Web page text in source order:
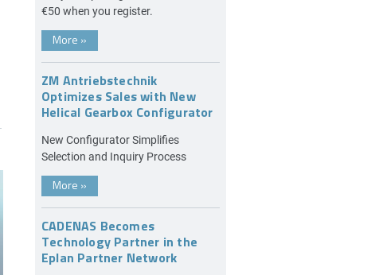
€50 when you register.
More »
ZM Antriebstechnik
Optimizes Sales with New
Helical Gearbox Configurator
New Configurator Simplifies
Selection and Inquiry Process
More »
CADENAS Becomes
Technology Partner in the
Eplan Partner Network